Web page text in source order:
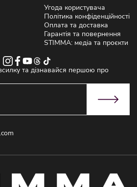
Угода користувача
Політика конфіденційності
Оплата та доставка
Гарантія та повернення
STIMMA: медіа та проєкти
та дізнавайся першою про